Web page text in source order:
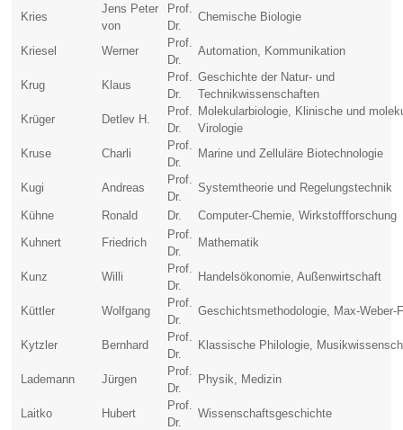
Kries
Jens Peter
von
Prof.
Dr.
Chemische Biologie
Kriesel Werner
Prof.
Dr.
Automation, Kommunikation
Krug Klaus
Prof.
Dr.
Geschichte der Natur- und
Technikwissenschaften
Krüger
Detlev H.
Prof.
Dr.
Molekularbiologie, Klinische und
Virologie
Kruse
Charli
Prof.
Dr.
Marine und Zelluläre Biotechnologie
Kugi Andreas
Prof.
Dr.
Systemtheorie und Regelungstechnik
Kühne Ronald Dr.
Computer-Chemie, Wirkstoffforschung
Kuhnert
Friedrich
Prof.
Dr.
Mathematik
Kunz Willi
Prof.
Dr.
Handelsökonomie, Außenwirtschaft
Küttler Wolfgang
Prof.
Dr.
Geschichtsmethodologie, Max-Weber-
Kytzler Bernhard
Prof.
Dr.
Klassische Philologie,
Lademann Jürgen
Prof.
Dr.
Physik, Medizin
Laitko Hubert
Prof.
Dr.
Wissenschaftsgeschichte